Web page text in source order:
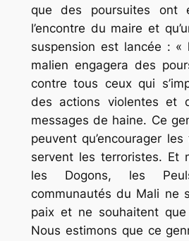
que des poursuites ont
l’encontre du maire et
suspension est lancée : «
malien engagera des
contre tous ceux qui
des actions violentes et
messages de haine. Ce
peuvent qu’encourager
servent les terroristes. Et
les Dogons, les
communautés du Mali ne
paix et ne souhaitent
Nous estimons que ce